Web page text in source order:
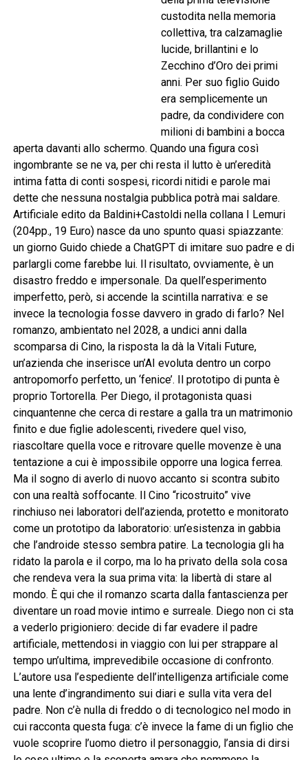
custodita nella memoria
collettiva, tra calzamaglie
lucide, brillantini e lo
Zecchino d’Oro dei primi
anni. Per suo figlio Guido
era semplicemente un
padre, da condividere con
milioni di bambini a bocca
aperta davanti allo schermo. Quando una figura così
ingombrante se ne va, per chi resta il lutto è un’eredità
intima fatta di conti sospesi, ricordi nitidi e parole mai
dette che nessuna nostalgia pubblica potrà mai saldare.
Artificiale edito da Baldini+Castoldi nella collana I Lemuri
(204pp., 19 Euro) nasce da uno spunto quasi spiazzante:
un giorno Guido chiede a ChatGPT di imitare suo padre e di
parlargli come farebbe lui. Il risultato, ovviamente, è un
disastro freddo e impersonale. Da quell’esperimento
imperfetto, però, si accende la scintilla narrativa: e se
invece la tecnologia fosse davvero in grado di farlo? Nel
romanzo, ambientato nel 2028, a undici anni dalla
scomparsa di Cino, la risposta la dà la Vitali Future,
un’azienda che inserisce un’AI evoluta dentro un corpo
antropomorfo perfetto, un ‘fenice’. Il prototipo di punta è
proprio Tortorella. Per Diego, il protagonista quasi
cinquantenne che cerca di restare a galla tra un matrimonio
finito e due figlie adolescenti, rivedere quel viso,
riascoltare quella voce e ritrovare quelle movenze è una
tentazione a cui è impossibile opporre una logica ferrea.
Ma il sogno di averlo di nuovo accanto si scontra subito
con una realtà soffocante. Il Cino “ricostruito” vive
rinchiuso nei laboratori dell’azienda, protetto e monitorato
come un prototipo da laboratorio: un’esistenza in gabbia
che l’androide stesso sembra patire. La tecnologia gli ha
ridato la parola e il corpo, ma lo ha privato della sola cosa
che rendeva vera la sua prima vita: la libertà di stare al
mondo. È qui che il romanzo scarta dalla fantascienza per
diventare un road movie intimo e surreale. Diego non ci sta
a vederlo prigioniero: decide di far evadere il padre
artificiale, mettendosi in viaggio con lui per strappare al
tempo un’ultima, imprevedibile occasione di confronto.
L’autore usa l’espediente dell’intelligenza artificiale come
una lente d’ingrandimento sui diari e sulla vita vera del
padre. Non c’è nulla di freddo o di tecnologico nel modo in
cui racconta questa fuga: c’è invece la fame di un figlio che
vuole scoprire l’uomo dietro il personaggio, l’ansia di dirsi